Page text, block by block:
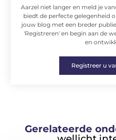
Aarzel niet langer en meld je
biedt de perfecte gelegenheid
jouw blog met een breder
'Registreren' en begin aan de
en
Registreer u
Gerelateerde